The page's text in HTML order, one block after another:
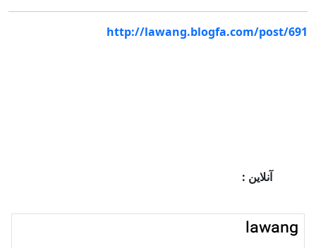
آنلاین :
http://lawang.blogfa.com/post/691
lawang